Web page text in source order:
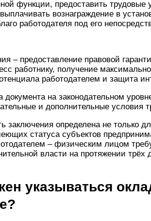
функции, предоставить
вознаграждение в
работодателя под его
– предоставление правовой
работнику, получение
работодателем и защита
на законодательном
и дополнительные условия
заключения определена не только
статуса субъектов
– физическим лицом
власти на протяжении
указываться